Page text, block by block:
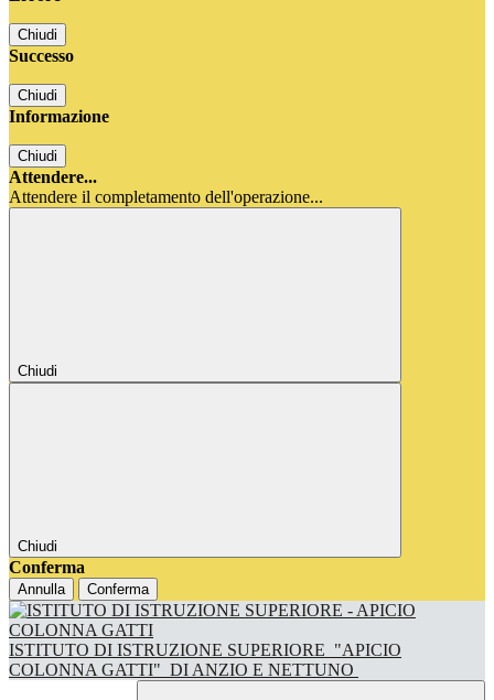
Chiudi
Successo
Chiudi
Informazione
Chiudi
Attendere...
Attendere il completamento dell'operazione...
Chiudi
Chiudi
Conferma
Annulla Conferma
ISTITUTO DI ISTRUZIONE SUPERIORE "APICIO
COLONNA GATTI" DI ANZIO E NETTUNO